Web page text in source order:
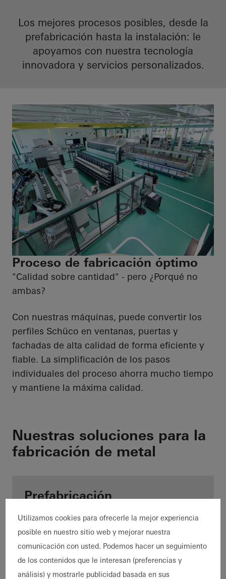
Los mejores procesos posibles, desde la
prefabricación hasta la instalación: le
apoyamos con nuestra tecnología
innovadora y servicios personalizados.
Proceso de fabricación óptimo
"Calidad sobre cantidad" - pero ¿Porqué no
ambas?
Con nuestras máquinas, puede convertir los
perfiles Schüco en ventanas, puertas y
fachadas de alta calidad de forma eficiente y
fiable. La simplificación de los pasos
individuales del proceso ahorra mucho tiempo
y mantiene la máxima calidad.
Nuestras soluciones para la
fabricación de metal
Prefabricación
Utilizamos cookies para ofrecerle la mejor experiencia
posible en nuestro sitio web y mejorar nuestra
comunicación con usted. Podemos hacer un seguimiento
de los contenidos que le interesan (preferencias y
análisis) y mostrarle publicidad basada en sus